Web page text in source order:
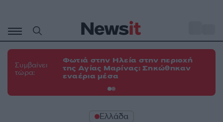
περιεχόμενο
Συμβαίνει
τώρα:
Φωτιά στην Ηλεία στην περιοχή
της Αγίας Μαρίνας: Σηκώθηκαν
εναέρια μέσα
Ελλάδα